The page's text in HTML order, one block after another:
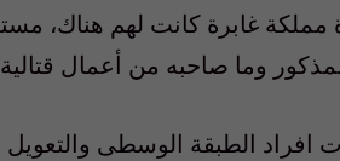
مملكة غابرة كانت لهم هناك،
وما صاحبه من أعمال
الطبقة الوسطى والتعويل